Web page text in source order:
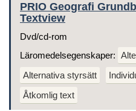
PRIO Geografi
Textview
Dvd/cd-rom
Läromedelsegenskaper:
Alternativa styrsätt
Åtkomlig text